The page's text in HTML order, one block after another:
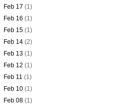
Feb 17(1)
Feb 16(1)
Feb 15(1)
Feb 14(2)
Feb 13(1)
Feb 12(1)
Feb 11(1)
Feb 10(1)
Feb 08(1)